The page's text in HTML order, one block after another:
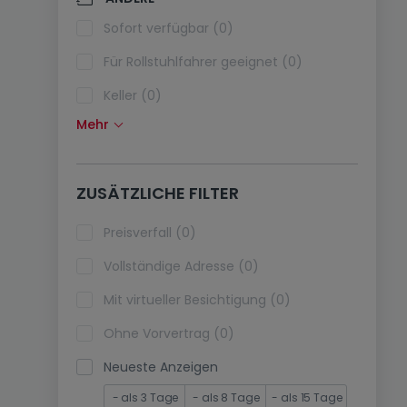
Klimaanlagen (0)
Glasfaser (0)
Sofort verfügbar (0)
Für Rollstuhlfahrer geeignet (0)
Keller (0)
Dachboden (0)
Fahrstuhl (0)
immobilienleibrente (0)
Ferienimmobilien (0)
Mehr
ZUSÄTZLICHE FILTER
Preisverfall (0)
Vollständige Adresse (0)
Mit virtueller Besichtigung (0)
Ohne Vorvertrag (0)
Neueste Anzeigen
- als 3 Tage - als 8 Tage - als 15 Tage